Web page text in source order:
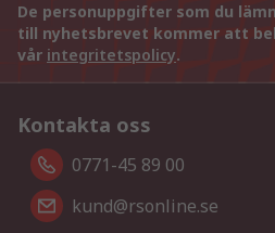
De personuppgifter som du
till nyhetsbrevet kommer att
vår integritetspolicy.
Kontakta oss
0771-45 89 00
kund@rsonline.se